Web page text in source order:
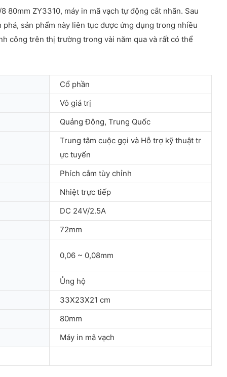
ZY3310, máy in mã vạch tự động cắt nhãn. Sau
sản phẩm này liên tục được ứng dụng trong nhiều
công trên thị trường trong vài năm qua và rất có thể
Cổ phần
Vô giá trị
Quảng Đông, Trung Quốc
Trung tâm cuộc gọi và Hỗ trợ kỹ thuật tr
ực tuyến
Phích cắm tùy chỉnh
Nhiệt trực tiếp
DC 24V/2.5A
72mm
0,06 ~ 0,08mm
Ủng hộ
33X23X21 cm
80mm
Máy in mã vạch